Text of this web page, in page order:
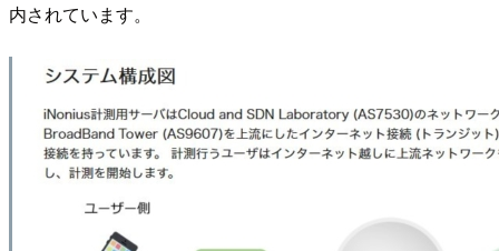
内されています。